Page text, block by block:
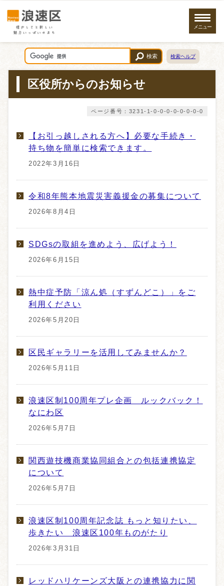
メニュー
検索 検索ヘルプ
区役所からのお知らせ
ページ番号：3231-1-0-0-0-0-0-0-0-0
【お引っ越しされる方へ】必要な手続き・
持ち物を簡単に検索できます。
2022年3月16日
令和8年熊本地震災害義援金の募集について
2026年8月4日
SDGsの取組を進めよう、広げよう！
2026年6月15日
熱中症予防「涼ん処（すずんどこ）」をご
利用ください
2026年5月20日
区民ギャラリーを活用してみませんか？
2026年5月11日
浪速区制100周年プレ企画 ルックバック！
なにわ区
2026年5月7日
関西遊技機商業協同組合との包括連携協定
について
2026年5月7日
浪速区制100周年記念誌 もっと知りたい、
歩きたい 浪速区100年ものがたり
2026年3月31日
レッドハリケーンズ大阪との連携協力に関